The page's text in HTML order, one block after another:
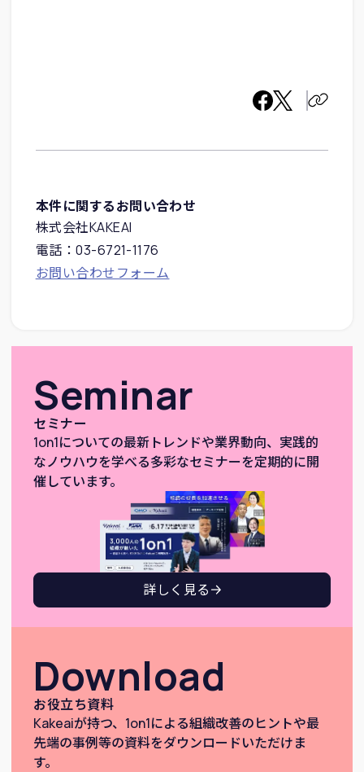
本件に関するお問い合わせ
株式会社KAKEAI
電話：03-6721-1176
お問い合わせフォーム
Seminar
セミナー
1on1についての最新トレンドや業界動向、実践的
なノウハウを学べる多彩なセミナーを定期的に開
催しています。
詳しく見る
Download
お役立ち資料
Kakeaiが持つ、1on1による組織改善のヒントや最
先端の事例等の資料をダウンロードいただけま
す。